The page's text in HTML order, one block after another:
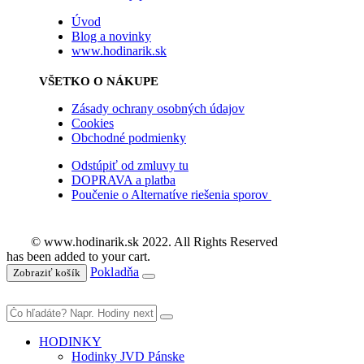
Úvod
Blog a novinky
www.hodinarik.sk
VŠETKO O NÁKUPE
Zásady ochrany osobných údajov
Cookies
Obchodné podmienky
Odstúpiť od zmluvy tu
DOPRAVA a platba
Poučenie o Alternatíve riešenia sporov
© www.hodinarik.sk 2022. All Rights Reserved
has been added to your cart.
Zobraziť košík Pokladňa
HODINKY
Hodinky JVD Pánske